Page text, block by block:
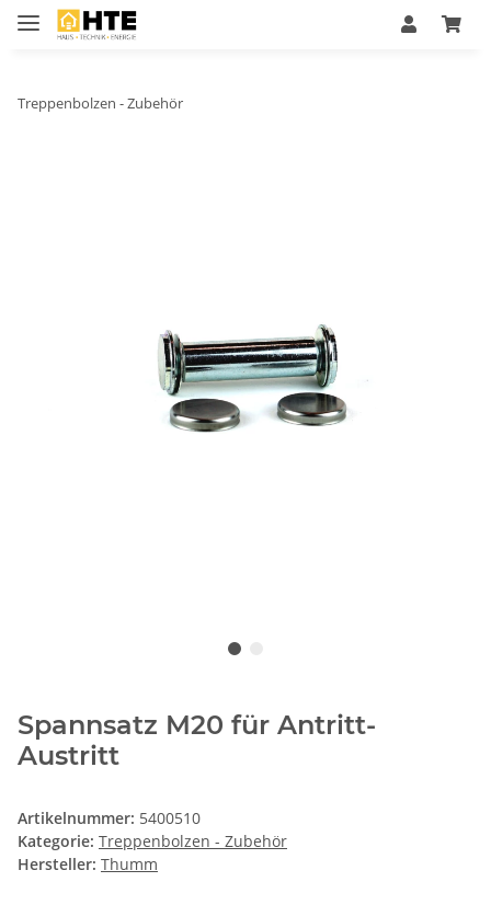
Treppenbolzen - Zubehör
Spannsatz M20 für Antritt-
Austritt
Artikelnummer: 5400510
Kategorie: Treppenbolzen - Zubehör
Hersteller: Thumm